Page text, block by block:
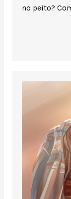
no peito?